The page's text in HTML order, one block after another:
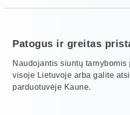
Patogus ir greitas
Naudojantis siuntų tarnybomis
visoje Lietuvoje arba galite
parduotuvėje Kaune.